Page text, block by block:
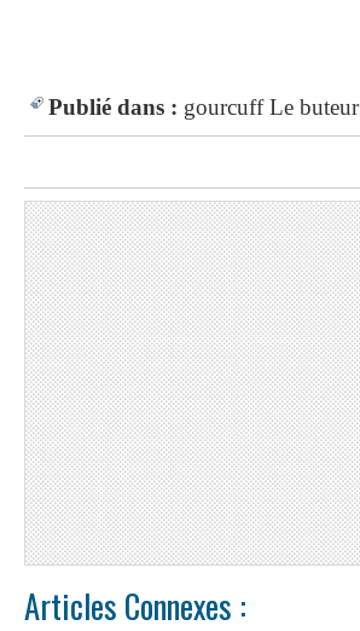
Publié dans : gourcuff Le buteur
Articles Connexes :